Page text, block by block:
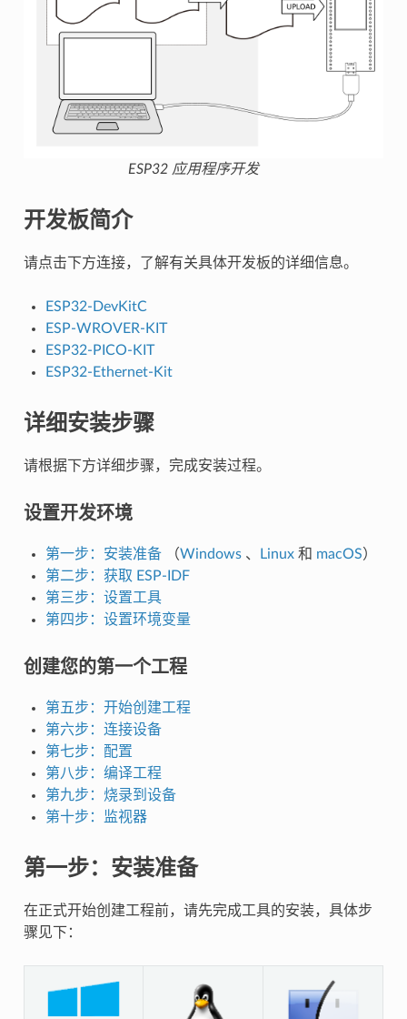
ESP32 应用程序开发
开发板简介
请点击下方连接，了解有关具体开发板的详细信息。
ESP32-DevKitC
ESP-WROVER-KIT
ESP32-PICO-KIT
ESP32-Ethernet-Kit
详细安装步骤
请根据下方详细步骤，完成安装过程。
设置开发环境
第一步：安装准备（Windows、 Linux和 macOS）
第二步：获取 ESP-IDF
第三步：设置工具
第四步：设置环境变量
创建您的第一个工程
第五步：开始创建工程
第六步：连接设备
第七步：配置
第八步：编译工程
第九步：烧录到设备
第十步：监视器
第一步：安装准备
在正式开始创建工程前，请先完成工具的安装，具体步
骤见下：